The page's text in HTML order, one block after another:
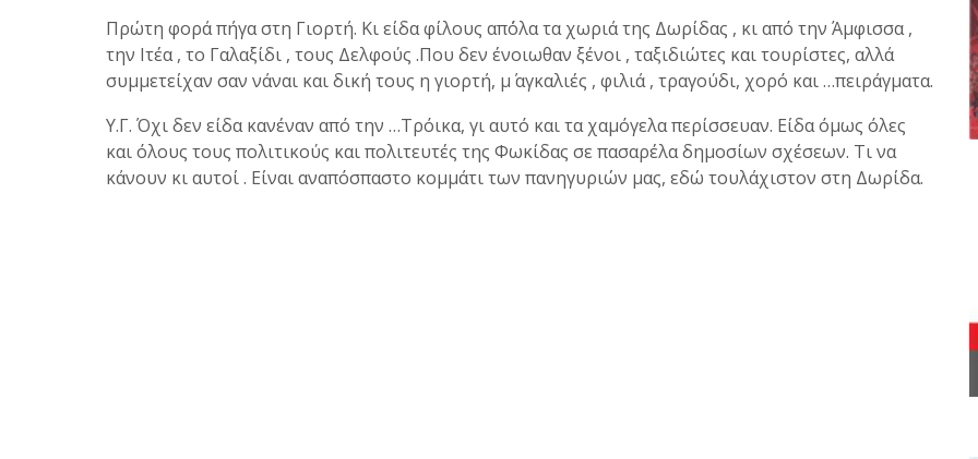
Πρώτη φορά πήγα στη Γιορτή. Κι είδα φίλους απ΄όλα τα χωριά της Δωρίδας , κι από την Άμφισσα ,
την Ιτέα , το Γαλαξίδι , τους Δελφούς .Που δεν ένοιωθαν ξένοι , ταξιδιώτες και τουρίστες, αλλά
συμμετείχαν σαν νάναι και δική τους η γιορτή, μ΄ αγκαλιές , φιλιά , τραγούδι, χορό και …πειράγματα.
Υ.Γ. Όχι δεν είδα κανέναν από την …Τρόικα, γι αυτό και τα χαμόγελα περίσσευαν. Είδα όμως όλες
και όλους τους πολιτικούς και πολιτευτές της Φωκίδας σε πασαρέλα δημοσίων σχέσεων. Τι να
κάνουν κι αυτοί . Είναι αναπόσπαστο κομμάτι των πανηγυριών μας, εδώ τουλάχιστον στη Δωρίδα.